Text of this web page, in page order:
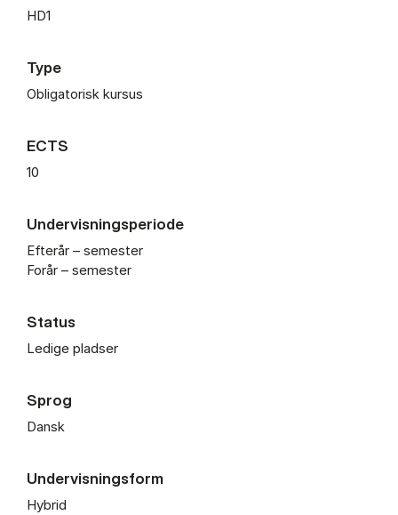
HD1
Type
Obligatorisk kursus
ECTS
10
Undervisningsperiode
Efterår – semester
Forår – semester
Status
Ledige pladser
Sprog
Dansk
Undervisningsform
Hybrid